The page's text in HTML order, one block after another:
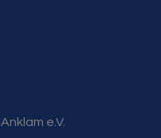
e.V.